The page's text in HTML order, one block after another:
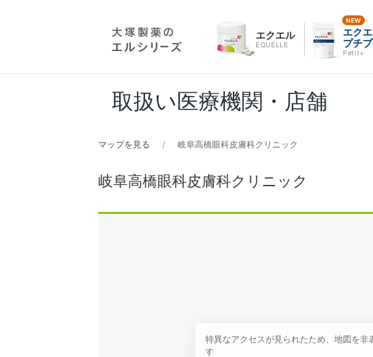
エクエル
EQUELLE
エク
プチ
Petit+
取扱い医療機関・店舗
マップを見る 岐阜高橋眼科皮膚科クリニック
岐阜高橋眼科皮膚科クリニック
特異なアクセスが見られたため、地図を非
す